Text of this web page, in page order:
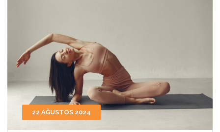
22 AĞUSTOS 2024